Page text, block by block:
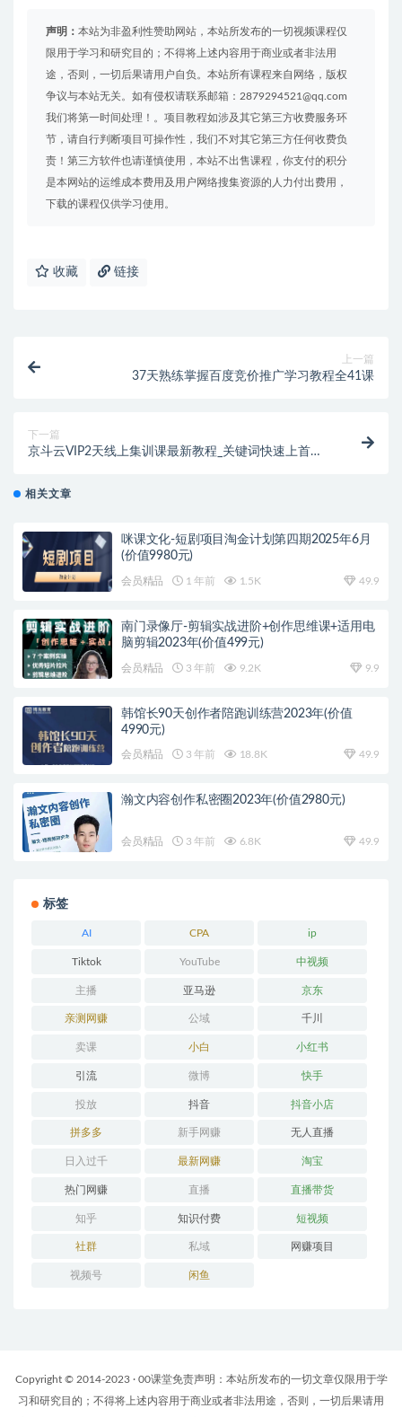
声明： 本站为非盈利性赞助网站，本站所发布的一切视频课程仅
限用于学习和研究目的；不得将上述内容用于商业或者非法用
途，否则，一切后果请用户自负。本站所有课程来自网络，版权
争议与本站无关。如有侵权请联系邮箱：2879294521@qq.com
我们将第一时间处理！。项目教程如涉及其它第三方收费服务环
节，请自行判断项目可操作性，我们不对其它第三方任何收费负
责！第三方软件也请谨慎使用，本站不出售课程，你支付的积分
是本网站的运维成本费用及用户网络搜集资源的人力付出费用，
下载的课程仅供学习使用。
收藏 链接
上一篇
37天熟练掌握百度竞价推广学习教程全41课
下一篇
京斗云VIP2天线上集训课最新教程_关键词快速上首
相关文章
咪课文化-短剧项目淘金计划第四期2025年6月
(价值9980元)
会员精品 1 年前 1.5K 49.9
南门录像厅-剪辑实战进阶+创作思维课+适用电
脑剪辑2023年(价值499元)
会员精品 3 年前 9.2K 9.9
韩馆长90天创作者陪跑训练营2023年(价值
4990元)
会员精品 3 年前 18.8K 49.9
瀚文内容创作私密圈2023年(价值2980元)
会员精品 3 年前 6.8K 49.9
标签
AI CPA ip
Tiktok YouTube 中视频
主播 亚马逊 京东
亲测网赚 公域 千川
卖课 小白 小红书
引流 微博 快手
投放 抖音 抖音小店
拼多多 新手网赚 无人直播
日入过千 最新网赚 淘宝
热门网赚 直播 直播带货
知乎 知识付费 短视频
社群 私域 网赚项目
视频号 闲鱼
Copyright © 2014-2023 · 00课堂免责声明：本站所发布的一切文章仅限用于学
习和研究目的；不得将上述内容用于商业或者非法用途，否则，一切后果请用